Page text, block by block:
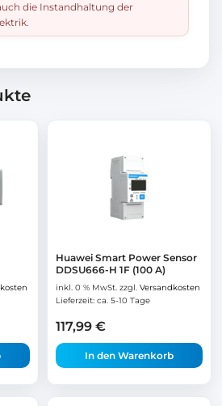
die Instandhaltung der
Huawei Smart Power Sensor
DDSU666-H 1F (100 A)
inkl. 0 % MwSt. zzgl. Versandkosten
Lieferzeit: ca. 5-10 Tage
117,99 €
In den Warenkorb